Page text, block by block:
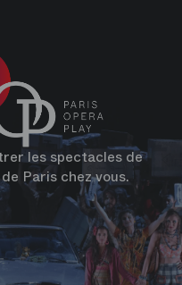
les spectacles de
Paris chez vous.